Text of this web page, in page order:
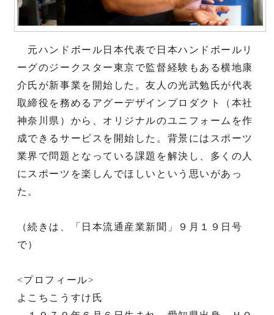
元ハンドボール日本代表で日本ハンドボールリ
ーグのジークスター東京で監督経験もある横地康
介氏が新事業を開始した。友人の光武勉氏が代表
取締役を務めるアグーデザインプロダクト（本社
神奈川県）から、オリジナルのユニフォームを作
成できるサービスを開始した。背景にはスポーツ
業界で問題となっている課題を解決し、多くの人
にスポーツを楽しんでほしいという思いがあっ
た。
（続きは、「日本流通産業新聞」９月１９日号
で）
<プロフィール>
よこちこうすけ氏